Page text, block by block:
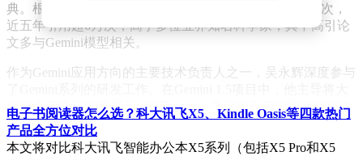
典。根据谷歌学术数据，他的论文总被引次数超过7.3万次，
近五年引用超6万次，高于多位业界知名科学家，其中高引论
文多与Gemini模型相关。
作为Gemini应用方向的主要技术负责人之一，吴永辉深度参与
模型上下文窗口扩展至100万token，显著提升了模型对长文本
和多模态内容的处理能力。他还是Palm 2大模型训练团队的核
心贡献者之一，积累了深厚的大模型研发经验。
电子书阅读器怎么选？科大讯飞X5、Kindle Oasis等四款热门
产品全方位对比
本文将对比科大讯飞智能办公本X5系列（包括X5 Pro和X5